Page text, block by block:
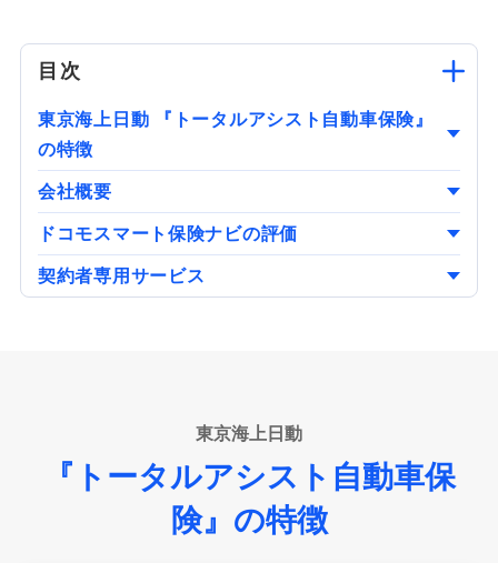
目次
東京海上日動 『トータルアシスト自動車保険』
の特徴
会社概要
ドコモスマート保険ナビの評価
契約者専用サービス
東京海上日動
『トータルアシスト自動車保
険』の特徴